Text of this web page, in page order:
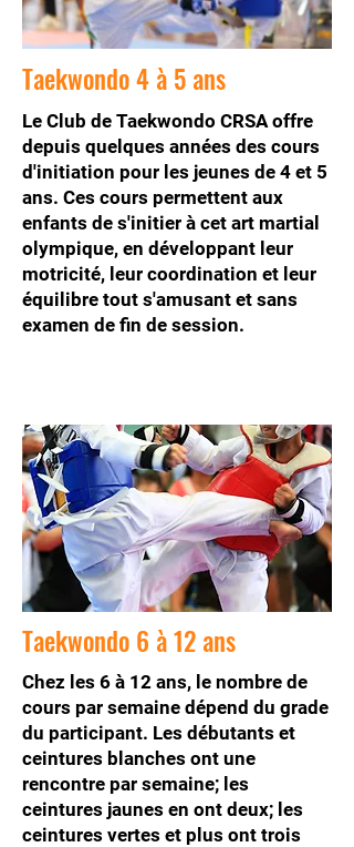
Taekwondo 4 à 5 ans
Le Club de Taekwondo CRSA offre
depuis quelques années des cours
d'initiation pour les jeunes de 4 et 5
ans. Ces cours permettent aux
enfants de s'initier à cet art martial
olympique, en développant leur
motricité, leur coordination et leur
équilibre tout s'amusant et sans
examen de fin de session.
Taekwondo 6 à 12 ans
Chez les 6 à 12 ans, le nombre de
cours par semaine dépend du grade
du participant. Les débutants et
ceintures blanches ont une
rencontre par semaine; les
ceintures jaunes en ont deux; les
ceintures vertes et plus ont trois